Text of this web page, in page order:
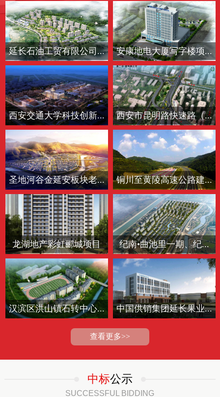
延长石油工贸有限公司... 安康地电大厦写字楼项...
西安交通大学科技创新... 西安市昆明路快速路（...
圣地河谷金延安板块老... 铜川至黄陵高速公路建...
龙湖地产彩虹郦城项目 纪南•曲池里一期、纪...
汉滨区洪山镇石转中心... 中国供销集团延长果业...
查看更多>>
中标公示
SUCCESSFUL BIDDING